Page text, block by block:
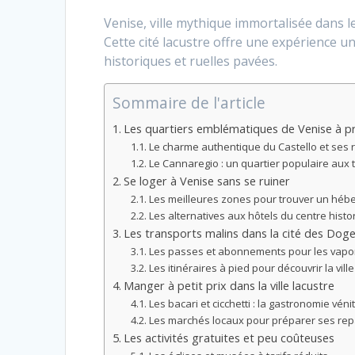
Venise, ville mythique immortalisée dans
Cette cité lacustre offre une expérience
historiques et ruelles pavées.
Sommaire de l'article
Les quartiers emblématiques de Venise à
Le charme authentique du Castello et ses
Le Cannaregio : un quartier populaire
Se loger à Venise sans se ruiner
Les meilleures zones pour trouver un
Les alternatives aux hôtels du centre
Les transports malins dans la cité des
Les passes et abonnements pour les
Les itinéraires à pied pour découvrir la ville
Manger à petit prix dans la ville lacustre
Les bacari et cicchetti : la gastronomie
Les marchés locaux pour préparer ses
Les activités gratuites et peu coûteuses